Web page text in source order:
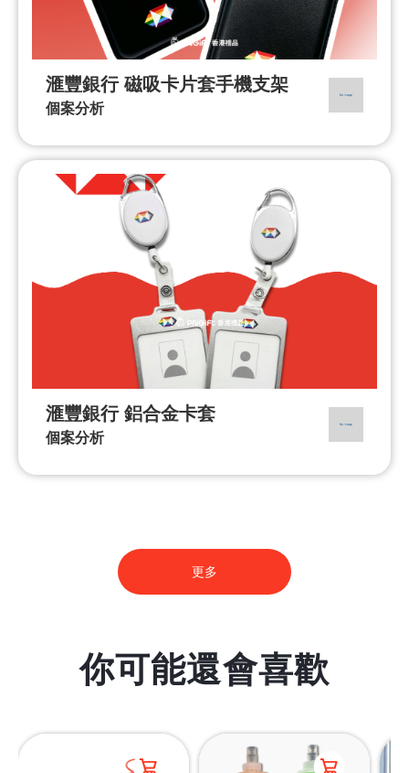
滙豐銀行 磁吸卡片套手機支架
個案分析
滙豐銀行 鋁合金卡套
個案分析
更多
你可能還會喜歡